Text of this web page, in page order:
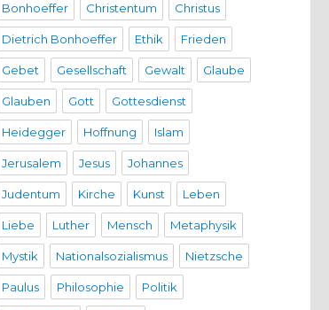
Bonhoeffer Christentum Christus
Dietrich Bonhoeffer Ethik Frieden
Gebet Gesellschaft Gewalt Glaube
Glauben Gott Gottesdienst
Heidegger Hoffnung Islam
Jerusalem Jesus Johannes
Judentum Kirche Kunst Leben
Liebe Luther Mensch Metaphysik
Mystik Nationalsozialismus Nietzsche
Paulus Philosophie Politik